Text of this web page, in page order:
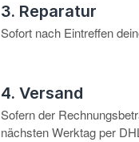
3. Reparatur
Sofort nach Eintreffen
4. Versand
Sofern der
nächsten Werktag per